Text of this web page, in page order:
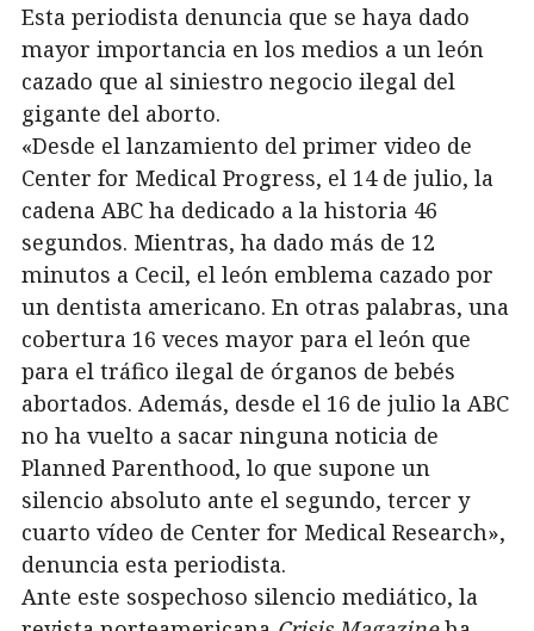
Esta periodista denuncia que se haya dado
mayor importancia en los medios a un león
cazado que al siniestro negocio ilegal del
gigante del aborto.
«Desde el lanzamiento del primer video de
Center for Medical Progress, el 14 de julio, la
cadena ABC ha dedicado a la historia 46
segundos. Mientras, ha dado más de 12
minutos a Cecil, el león emblema cazado por
un dentista americano. En otras palabras, una
cobertura 16 veces mayor para el león que
para el tráfico ilegal de órganos de bebés
abortados. Además, desde el 16 de julio la ABC
no ha vuelto a sacar ninguna noticia de
Planned Parenthood, lo que supone un
silencio absoluto ante el segundo, tercer y
cuarto vídeo de Center for Medical Research»,
denuncia esta periodista.
Ante este sospechoso silencio mediático, la